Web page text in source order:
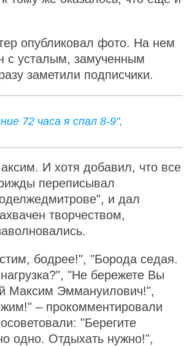
опубликовал фото. На нем
с усталым, замученным
заметили подписчики.
72 часа я спал 8-9",
И хотя добавил, что все
переписывал
и дал
творчеством,
бодрее!", "Борода седая.
"Не бережете Вы
Максим Эммануилович!",
– прокомментировали
"Берегите
одно. Отдыхать нужно!",